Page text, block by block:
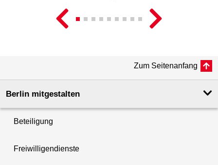
Zum Seitenanfang
Berlin mitgestalten
Beteiligung
Freiwilligendienste